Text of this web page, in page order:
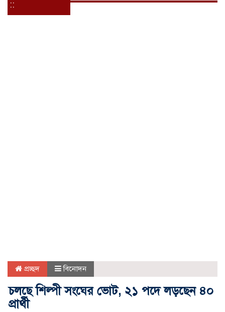
::
প্রচ্ছদ বিনোদন
চলছে শিল্পী সংঘের ভোট, ২১ পদে লড়ছেন ৪০
প্রার্থী